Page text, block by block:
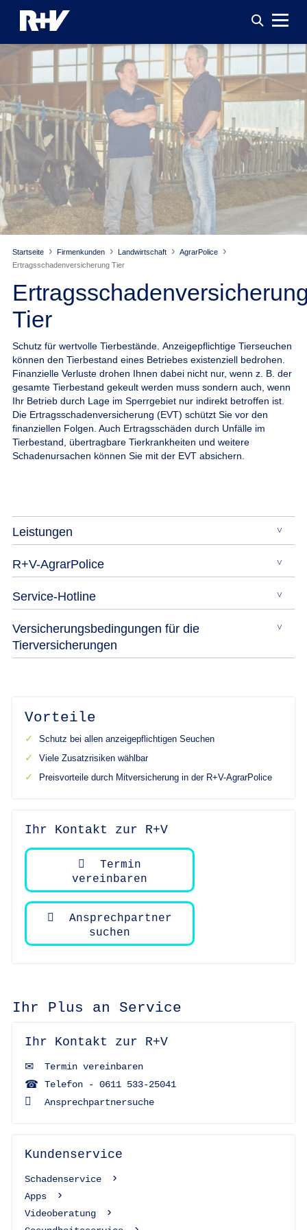
Startseite Firmenkunden Landwirtschaft
AgrarPolice
Ertragsschadenversicherung Tier
Tier
Schutz für wertvolle Tierbestände. Anzeigepflichtige Tierseuchen
können den Tierbestand eines Betriebes existenziell bedrohen.
Finanzielle Verluste drohen Ihnen dabei nicht nur, wenn z. B. der
gesamte Tierbestand gekeult werden muss sondern auch, wenn
Ihr Betrieb durch Lage im Sperrgebiet nur indirekt betroffen ist.
Die Ertragsschadenversicherung (EVT) schützt Sie vor den
finanziellen Folgen. Auch Ertragsschäden durch Unfälle im
Tierbestand, übertragbare Tierkrankheiten und weitere
Schadenursachen können Sie mit der EVT absichern.
Leistungen
R+V-AgrarPolice
Service-Hotline
Versicherungsbedingungen für die
Tierversicherungen
Vorteile
Schutz bei allen anzeigepflichtigen Seuchen
Viele Zusatzrisiken wählbar
Preisvorteile durch Mitversicherung in der R+V-AgrarPolice
Ihr Kontakt zur R+V
Termin
vereinbaren
Ansprechpartner
suchen
Ihr Plus an Service
Ihr Kontakt zur R+V
Termin vereinbaren
Telefon - 0611 533-25041
Ansprechpartnersuche
Kundenservice
Schadenservice
Apps
Videoberatung